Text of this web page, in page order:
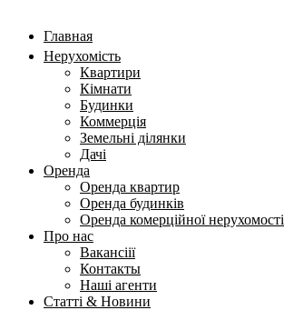
Главная
Нерухомість
Квартири
Кімнати
Будинки
Коммерція
Земельні ділянки
Дачі
Оренда
Оренда квартир
Оренда будинків
Оренда комерційної нерухомості
Про нас
Вакансіії
Контакты
Наші агенти
Статті & Новини